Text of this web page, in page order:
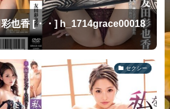
也香 [・・] h_1714grace00018
セクシー